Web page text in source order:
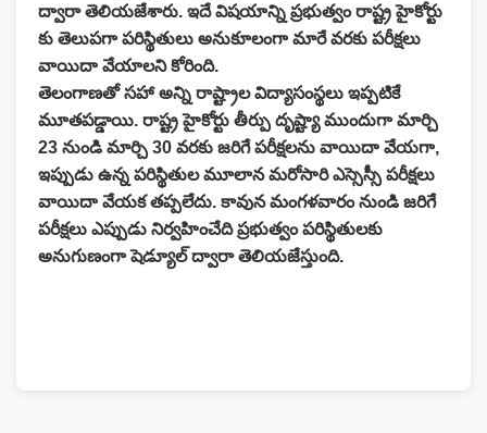
ద్వారా తెలియజేశారు. ఇదే విషయాన్ని ప్రభుత్వం రాష్ట్ర హైకోర్టు
కు తెలుపగా పరిస్థితులు అనుకూలంగా మారే వరకు పరీక్షలు
వాయిదా వేయాలని కోరింది.
తెలంగాణతో సహా అన్ని రాష్ట్రాల విద్యాసంస్థలు ఇప్పటికే
మూతపడ్డాయి. రాష్ట్ర హైకోర్టు తీర్పు దృష్ట్యా ముందుగా మార్చి
23 నుండి మార్చి 30 వరకు జరిగే పరీక్షలను వాయిదా వేయగా,
ఇప్పుడు ఉన్న పరిస్థితుల మూలాన మరోసారి ఎస్సెస్సీ పరీక్షలు
వాయిదా వేయక తప్పలేదు. కావున మంగళవారం నుండి జరిగే
పరీక్షలు ఎప్పుడు నిర్వహించేది ప్రభుత్వం పరిస్థితులకు
అనుగుణంగా షెడ్యూల్ ద్వారా తెలియజేస్తుంది.